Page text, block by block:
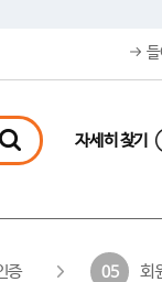
들
자세히 찾기
증 05 회